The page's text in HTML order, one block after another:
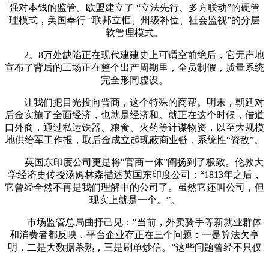
强对本钱的监管。欧盟建立了 “立法先行、多方联动”的硬管
理模式，美国奉行 “联邦立框、州级补位、社会监视”的分层
软管理模式。
2。8万处缺陷正在现代建建史上可谓空前绝后，它无声地
宣布了背后的工场正在整个出产周期里，全员制假，质量系统
完全形同虚设。
让我们把目光投向晋商，这个特殊的商帮。明末，朝廷对
后金实施了全面经济，也就是经济和。就正在这个时候，借道
口外商，通过私运铁器、粮食、火药等计谋物资，以至大规模
地供给军工作报，取后金成立起现蔽商业链，系统性“资敌”。
英国东印度公司更是将“官商一体”阐扬到了极致。伦敦大
学经济史传授汤姆林森描述英国东印度公司：“1813年之后，
它曾经全然不再是我们理解中的公司了。虽然它还叫公司，但
现实上就是一个。”。
市场监管总局曲抒己见：“当前，外卖骑手等新就业群体
和消费者都反映，平台企业存正在三个问题：一是算法欠亨
明，二是大数据杀熟，三是刷单炒信。”这些问题曾经不只仅